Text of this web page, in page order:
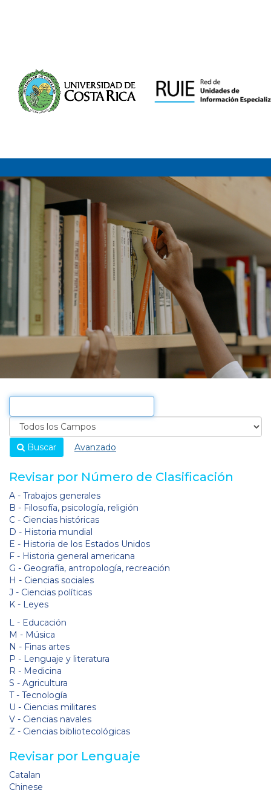
Buscar Avanzado
Revisar por Número de Clasificación
A - Trabajos generales
B - Filosofía, psicología, religión
C - Ciencias históricas
D - Historia mundial
E - Historia de los Estados Unidos
F - Historia general americana
G - Geografía, antropología, recreación
H - Ciencias sociales
J - Ciencias políticas
K - Leyes
L - Educación
M - Música
N - Finas artes
P - Lenguaje y literatura
R - Medicina
S - Agricultura
T - Tecnología
U - Ciencias militares
V - Ciencias navales
Z - Ciencias bibliotecológicas
Revisar por Lenguaje
Catalan
Chinese